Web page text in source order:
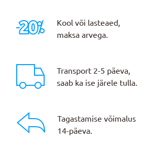
Kool või lasteaed,
maksa arvega.
Transport 2-5 päeva,
saab ka ise järele tulla.
Tagastamise võimalus
14-päeva.